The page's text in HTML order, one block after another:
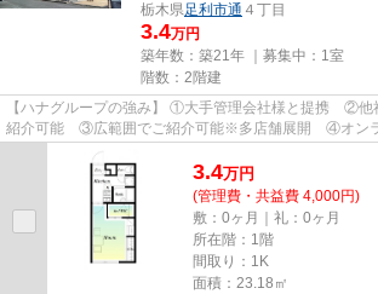
栃木県足利市通 ４丁目
3.4万円
築年数：築21年 ｜募集中： 1室
階数：2階建
【ハナグループの強み】 ①大手管理会社様と提携 ②他
紹介可能 ③広範囲でご紹介可能※多店舗展開 ④オン
3.4万円
(管理費・共益費 4,000円)
敷：0ヶ月｜礼：0ヶ月
所在階：1階
間取り：1K
面積：23.18㎡